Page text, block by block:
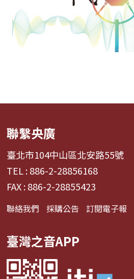
聯繫央廣
臺北市104中山區北安路55號
TEL : 886-2-28856168
FAX : 886-2-28855423
聯絡我們 採購公告 訂閱電子報
臺灣之音APP